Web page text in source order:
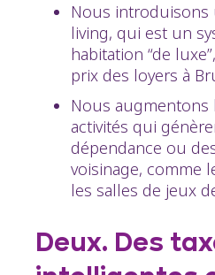
Nous introduisons
living, qui est un
habitation “de
prix des loyers à
Nous augmentons
activités qui
dépendance ou
voisinage, comme
les salles de jeux
Deux. Des